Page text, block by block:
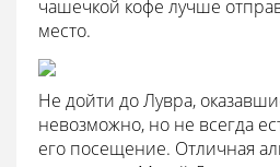
чашечкой кофе лучше
место.
Не дойти до Лувра,
невозможно, но не всегда
его посещение. Отличная